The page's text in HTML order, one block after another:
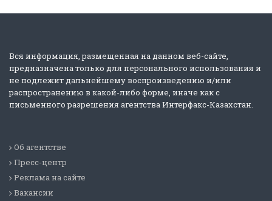
Вся информация, размещенная на данном веб-сайте,
предназначена только для персонального использования и
не подлежит дальнейшему воспроизведению и/или
распространению в какой-либо форме, иначе как с
письменного разрешения агентства Интерфакс-Казахстан.
Об агентстве
Пресс-центр
Реклама на сайте
Вакансии